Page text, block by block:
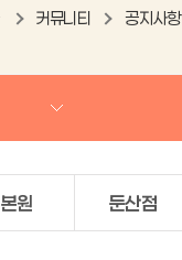
커뮤니티 공지사항
본원 둔산점